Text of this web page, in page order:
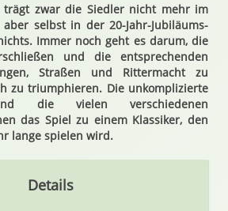
trägt zwar die Siedler nicht mehr im
selbst in der 20-Jahr-Jubiläums-
Immer noch geht es darum, die
und die entsprechenden
Straßen und Rittermacht zu
zu triumphieren. Die unkomplizierte
die vielen verschiedenen
das Spiel zu einem Klassiker, den
lange spielen wird.
Details